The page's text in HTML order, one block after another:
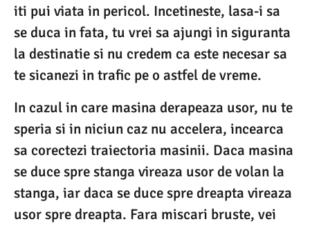
iti pui viata in pericol. Incetineste, lasa-i sa
se duca in fata, tu vrei sa ajungi in siguranta
la destinatie si nu credem ca este necesar sa
te sicanezi in trafic pe o astfel de vreme.
In cazul in care masina derapeaza usor, nu te
speria si in niciun caz nu accelera, incearca
sa corectezi traiectoria masinii. Daca masina
se duce spre stanga vireaza usor de volan la
stanga, iar daca se duce spre dreapta vireaza
usor spre dreapta. Fara miscari bruste, vei